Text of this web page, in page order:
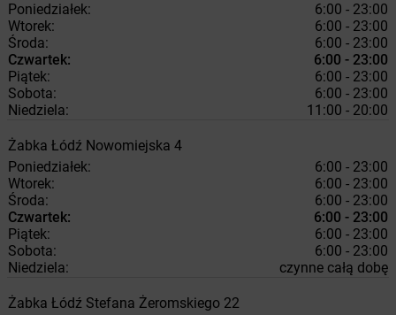
Poniedziałek:
6:00 - 23:00
Wtorek:
6:00 - 23:00
Środa:
6:00 - 23:00
Czwartek:
6:00 - 23:00
Piątek:
6:00 - 23:00
Sobota:
6:00 - 23:00
Niedziela:
11:00 - 20:00
Żabka Łódź Nowomiejska 4
Poniedziałek:
6:00 - 23:00
Wtorek:
6:00 - 23:00
Środa:
6:00 - 23:00
Czwartek:
6:00 - 23:00
Piątek:
6:00 - 23:00
Sobota:
6:00 - 23:00
Niedziela:
czynne całą dobę
Żabka Łódź Stefana Żeromskiego 22